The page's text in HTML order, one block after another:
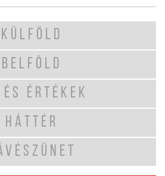
KÜLFÖLD
BELFÖLD
ÉRTÉKEK
HÁTTÉR